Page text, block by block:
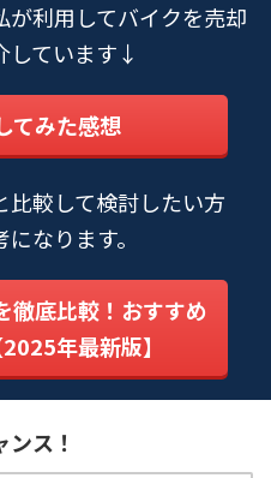
利用してバイクを売却
しています↓
てみた感想
較して検討したい方
なります。
徹底比較！おすすめ
年最新版】
ス！